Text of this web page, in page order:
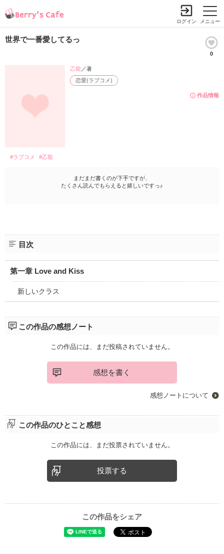
メニュー
ログイン
世界で一番愛してるっ
0
作品情報
恋愛(ラブコメ)
乙龍 ／著
#ラブコメ #乙龍
まだまだ書くのが下手ですが、
たくさん読んでもらえると嬉しいですっ♪
目次
第一章 Love and Kiss
新しいクラス
この作品の感想ノート
この作品には、まだ投稿されていません。
感想を書く
感想ノートについて
この作品のひとこと感想
この作品には、まだ投票されていません。
投票する
この作品をシェア